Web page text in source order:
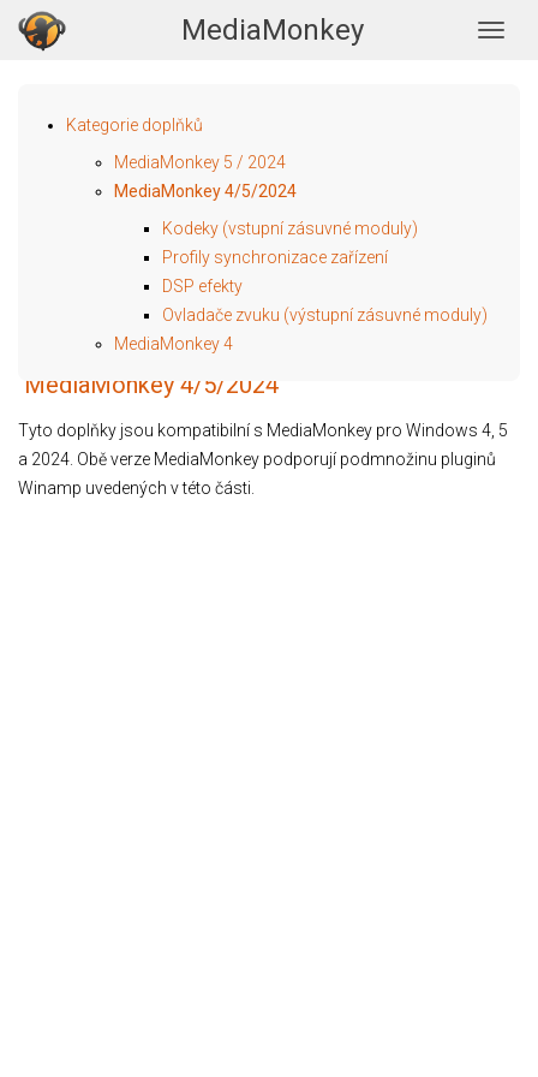
MediaMonkey
MediaMonkey 4/5/2024
Tyto doplňky jsou kompatibilní s MediaMonkey pro Windows 4, 5
a 2024. Obě verze MediaMonkey podporují podmnožinu pluginů
Winamp uvedených v této části.
Kategorie doplňků
MediaMonkey 5 / 2024
MediaMonkey 4/5/2024
Kodeky (vstupní zásuvné moduly)
Profily synchronizace zařízení
DSP efekty
Ovladače zvuku (výstupní zásuvné moduly)
MediaMonkey 4